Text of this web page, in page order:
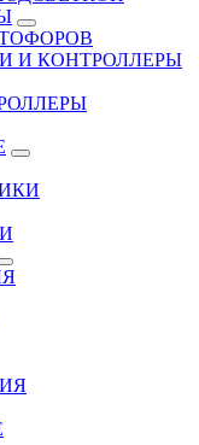
И КОНТРОЛЛЕРЫ